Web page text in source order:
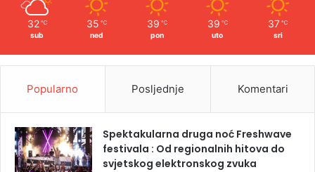
32 ℃
sub
35 ℃
ned
39 ℃
pon
39 ℃
uto
37 ℃
sri
Popularno Posljednje Komentari
Spektakularna druga noć Freshwave
festivala : Od regionalnih hitova do
svjetskog elektronskog zvuka